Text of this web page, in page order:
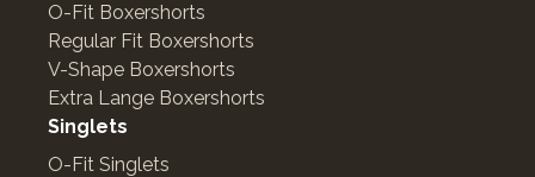
O-Fit Boxershorts
Regular Fit Boxershorts
V-Shape Boxershorts
Extra Lange Boxershorts
Singlets
O-Fit Singlets